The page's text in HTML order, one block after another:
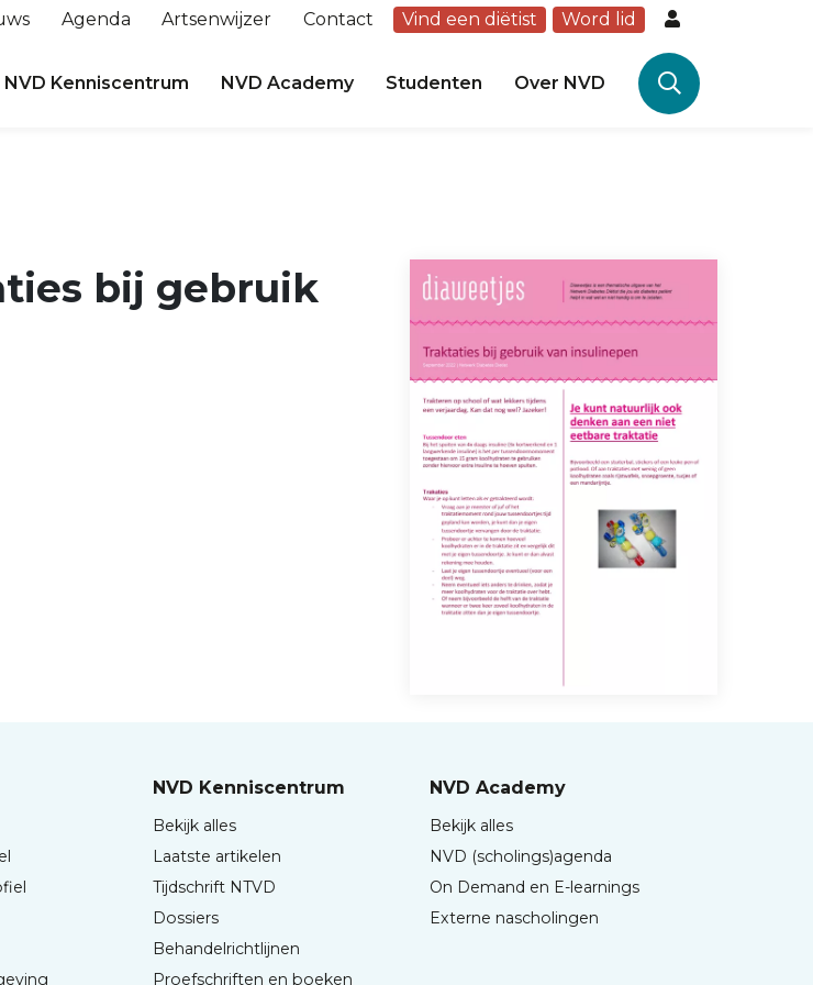
Agenda Artsenwijzer Contact Vind een diëtist Word lid
NVD Kenniscentrum NVD Academy Studenten Over NVD
bij gebruik
NVD Kenniscentrum
Bekijk alles
Laatste artikelen
Tijdschrift NTVD
Dossiers
Behandelrichtlijnen
Proefschriften en boeken
NVD Academy
Bekijk alles
NVD (scholings)agenda
On Demand en E-learnings
Externe nascholingen